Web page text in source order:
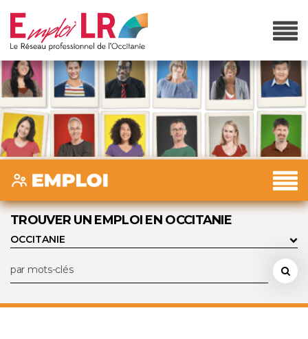
TROUVER UN EMPLOI EN OCCITANIE